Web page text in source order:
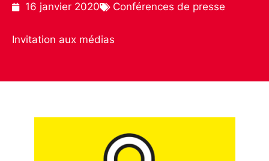
16 janvier 2020 Conférences de presse
Invitation aux médias